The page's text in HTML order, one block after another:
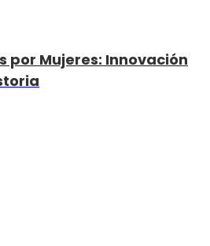
por Mujeres: Innovación